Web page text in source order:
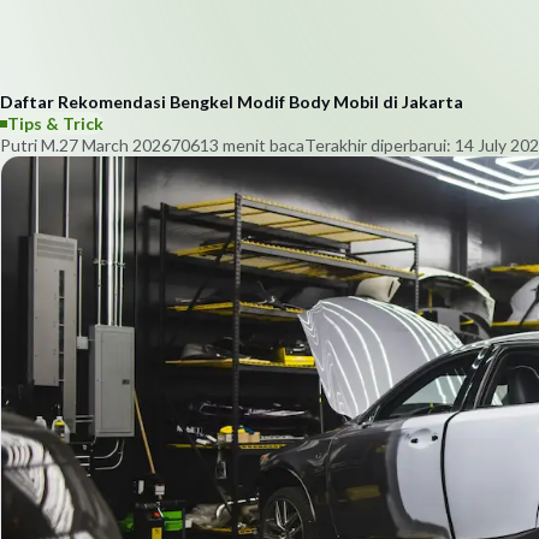
Daftar Rekomendasi Bengkel Modif Body Mobil di Jakarta
Tips & Trick
Putri M.27 March 202670613 menit bacaTerakhir diperbarui: 14 July